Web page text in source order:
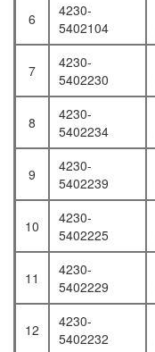
6
4230-
5402104
7
4230-
5402230
8
4230-
5402234
9
4230-
5402239
10
4230-
5402225
11
4230-
5402229
12
4230-
5402232